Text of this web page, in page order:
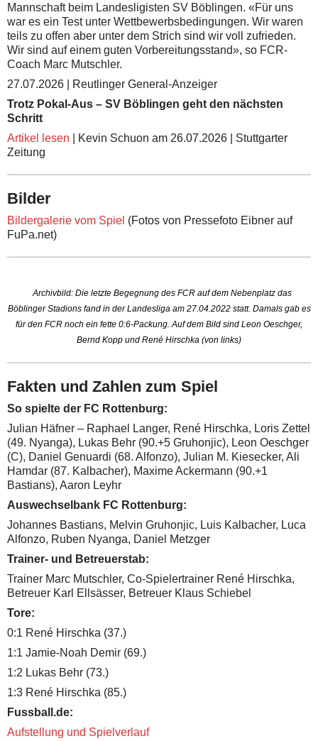
Mannschaft beim Landesligisten SV Böblingen. «Für uns
war es ein Test unter Wettbewerbsbedingungen. Wir waren
teils zu offen aber unter dem Strich sind wir voll zufrieden.
Wir sind auf einem guten Vorbereitungsstand», so FCR-
Coach Marc Mutschler.
27.07.2026 | Reutlinger General-Anzeiger
Trotz Pokal-Aus – SV Böblingen geht den nächsten
Schritt
Artikel lesen | Kevin Schuon am 26.07.2026 | Stuttgarter
Zeitung
Bilder
Bildergalerie vom Spiel (Fotos von Pressefoto Eibner auf
FuPa.net)
Archivbild: Die letzte Begegnung des FCR auf dem Nebenplatz das
Böblinger Stadions fand in der Landesliga am 27.04.2022 statt. Damals gab es
für den FCR noch ein fette 0:6-Packung. Auf dem Bild sind Leon Oeschger,
Bernd Kopp und René Hirschka (von links)
Fakten und Zahlen zum Spiel
So spielte der FC Rottenburg:
Julian Häfner – Raphael Langer, René Hirschka, Loris Zettel
(49. Nyanga), Lukas Behr (90.+5 Gruhonjic), Leon Oeschger
(C), Daniel Genuardi (68. Alfonzo), Julian M. Kiesecker, Ali
Hamdar (87. Kalbacher), Maxime Ackermann (90.+1
Bastians), Aaron Leyhr
Auswechselbank FC Rottenburg:
Johannes Bastians, Melvin Gruhonjic, Luis Kalbacher, Luca
Alfonzo, Ruben Nyanga, Daniel Metzger
Trainer- und Betreuerstab:
Trainer Marc Mutschler, Co-Spielertrainer René Hirschka,
Betreuer Karl Ellsässer, Betreuer Klaus Schiebel
Tore:
0:1 René Hirschka (37.)
1:1 Jamie-Noah Demir (69.)
1:2 Lukas Behr (73.)
1:3 René Hirschka (85.)
Fussball.de:
Aufstellung und Spielverlauf